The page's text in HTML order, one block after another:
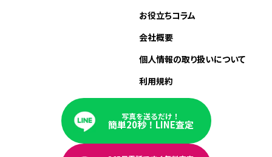
お役立ちコラム
会社概要
個人情報の取り扱いについて
利用規約
写真を送るだけ！
簡単20秒！LINE査定